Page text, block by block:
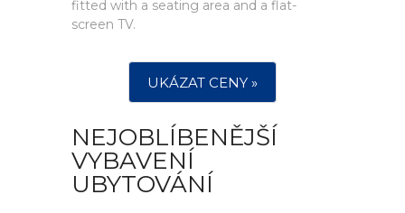
fitted with a seating area and a flat-
screen TV.
UKÁZAT CENY »
NEJOBLÍBENĚJŠÍ
VYBAVENÍ
UBYTOVÁNÍ